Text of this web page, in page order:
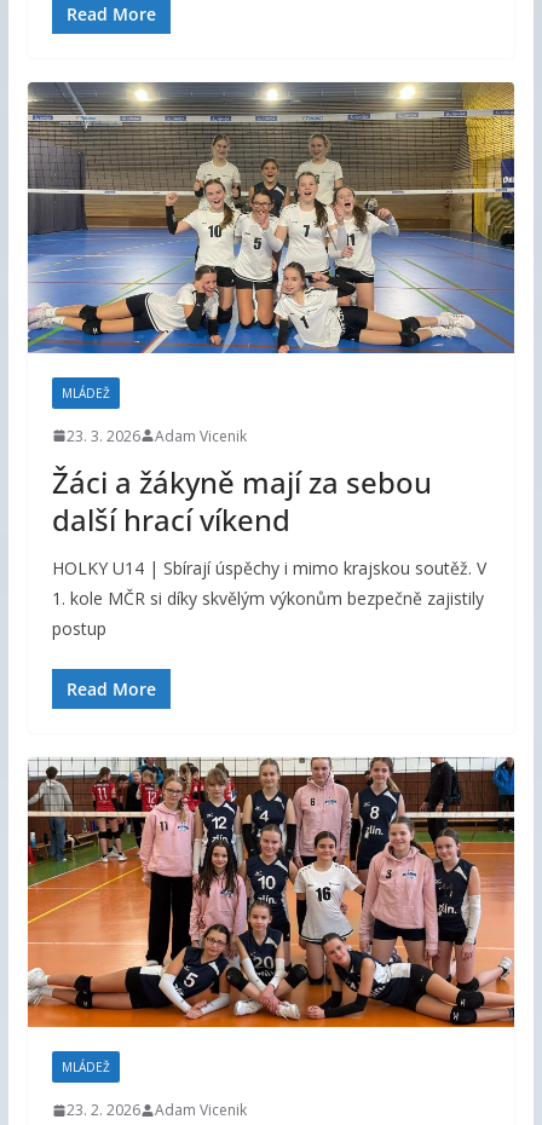
Read More
MLÁDEŽ
23. 3. 2026 Adam Vicenik
Žáci a žákyně mají za sebou
další hrací víkend
HOLKY U14 | Sbírají úspěchy i mimo krajskou soutěž. V
1. kole MČR si díky skvělým výkonům bezpečně zajistily
postup
Read More
MLÁDEŽ
23. 2. 2026 Adam Vicenik